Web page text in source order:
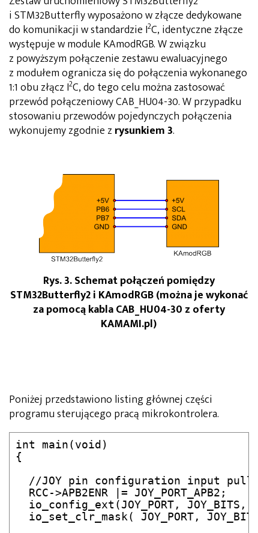
i STM32Butterfly wyposażono w złącze dedykowane
do komunikacji w standardzie I2C, identyczne złącze
występuje w module KAmodRGB. W związku
z powyższym połączenie zestawu ewaluacyjnego
z modułem ogranicza się do połączenia wykonanego
1:1 obu złącz I2C, do tego celu można zastosować
przewód połączeniowy CAB_HU04-30. W przypadku
stosowaniu przewodów pojedynczych połączenia
wykonujemy zgodnie z rysunkiem 3.
Rys. 3. Schemat połączeń pomiędzy
STM32Butterfly2 i KAmodRGB (można je wykonać
za pomocą kabla CAB_HU04-30 z oferty
KAMAMI.pl)
Poniżej przedstawiono listing głównej części
programu sterującego pracą mikrokontrolera.
int main(void)
{
//JOY pin configuration input
  RCC->APB2ENR |= JOY_PORT_APB2;
io_config_ext(JOY_PORT, JOY_BITS,
io_set_clr_mask( JOY_PORT,